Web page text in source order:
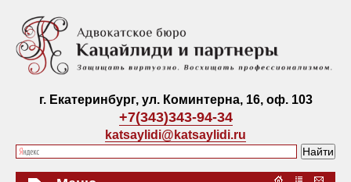
г. Екатеринбург, ул. Коминтерна, 16, оф. 103
+7(343)343-94-34
katsaylidi@katsaylidi.ru